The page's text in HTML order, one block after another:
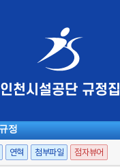
인천시설공단규정집